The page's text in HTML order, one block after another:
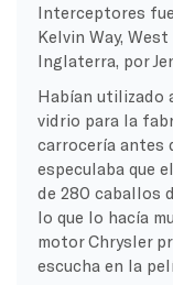
Interceptores
Kelvin Way,
Inglaterra, por
Habían utilizado
vidrio para la
carrocería antes
especulaba que
de 280 caballos
lo que lo hacía
motor Chrysler
escucha en la